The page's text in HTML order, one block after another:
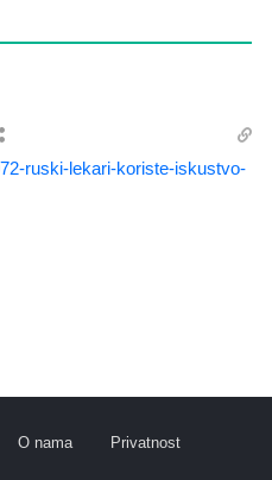
ruski-lekari-koriste-iskustvo-
O nama Privatnost